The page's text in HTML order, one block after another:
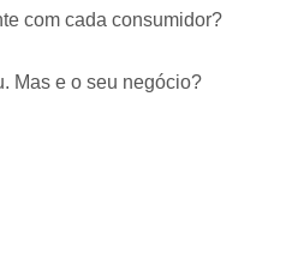
com cada consumidor?
Mas e o seu negócio?